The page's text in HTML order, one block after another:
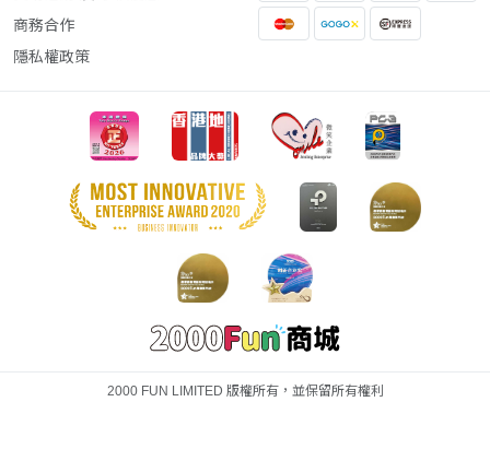
商務合作
隱私權政策
2000 FUN LIMITED 版權所有，並保留所有權利